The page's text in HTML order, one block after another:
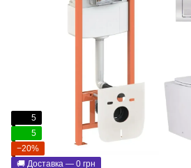
5
5
−20%
🚚 Доставка — 0 грн